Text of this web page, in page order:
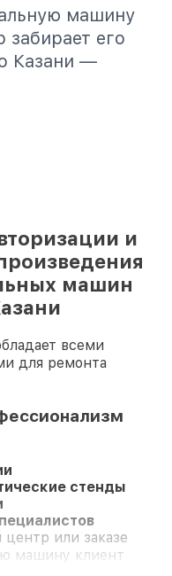
машину
его
Казани —
и
машин
всеми
для ремонта
стенды
или заказе
машину клиент